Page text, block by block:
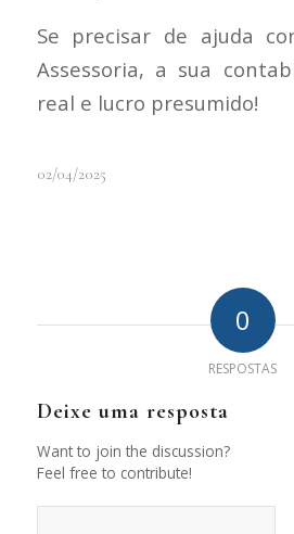
Se precisar de ajuda
Assessoria, a sua
real e lucro presumido!
02/04/2025
0
RESPOSTAS
Deixe uma resposta
Want to join the discussion?
Feel free to contribute!